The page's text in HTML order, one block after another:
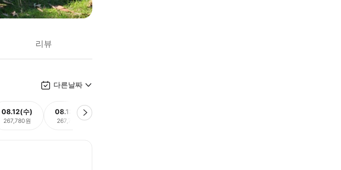
리뷰
다른날짜
08.12(수)
267,780원
08.13(목)
267,780원